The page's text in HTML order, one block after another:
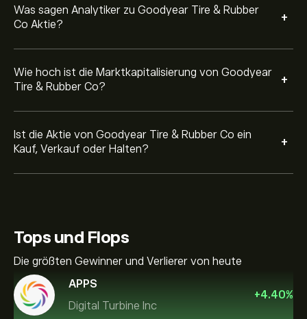
Was sagen Analytiker zu Goodyear Tire & Rubber
Co Aktie?
+
Wie hoch ist die Marktkapitalisierung von Goodyear
Tire & Rubber Co?
+
Ist die Aktie von Goodyear Tire & Rubber Co ein
Kauf, Verkauf oder Halten?
+
Tops und Flops
Die größten Gewinner und Verlierer von heute
APPS
Digital Turbine Inc
+4.40%